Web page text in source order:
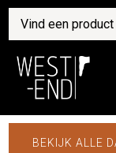
BEKIJK ALLE